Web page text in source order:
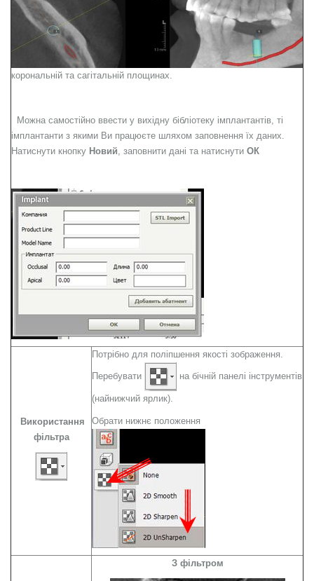
корональній та сагітальній площинах.
Можна самостійно ввести у вихідну бібліотеку імплантантів, ті
імплантанти з якими Ви працюєте шляхом заповнення їх даних.
Натиснути кнопку Новий , заповнити дані та натиснути ОК
Використання
фільтра
Потрібно для поліпшення якості зображення.
Перебувати на бічній панелі інструментів
(найнижчий ярлик).
Обрати нижнє положення
З фільтром